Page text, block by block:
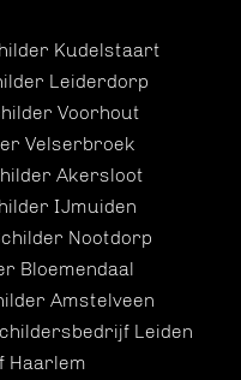
Kudelstaart
Leiderdorp
Voorhout
Velserbroek
Akersloot
IJmuiden
Nootdorp
Bloemendaal
Amstelveen
Leiden
Haarlem